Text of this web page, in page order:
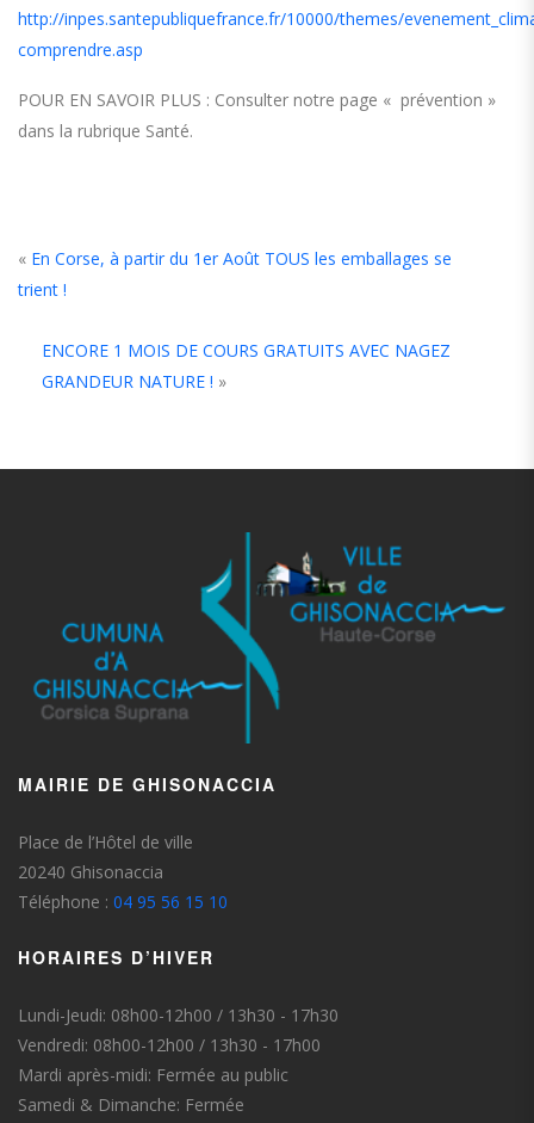
http://inpes.santepubliquefrance.fr/10000/themes/
comprendre.asp
POUR EN SAVOIR PLUS : Consulter notre page « prévention »
dans la rubrique Santé.
« En Corse, à partir du 1er Août TOUS les emballages se
trient !
ENCORE 1 MOIS DE COURS GRATUITS AVEC NAGEZ
GRANDEUR NATURE ! »
MAIRIE DE GHISONACCIA
Place de l’Hôtel de ville
20240 Ghisonaccia
Téléphone : 04 95 56 15 10
HORAIRES D’HIVER
Lundi-Jeudi: 08h00-12h00 / 13h30 - 17h30
Vendredi: 08h00-12h00 / 13h30 - 17h00
Mardi après-midi: Fermée au public
Samedi & Dimanche: Fermée